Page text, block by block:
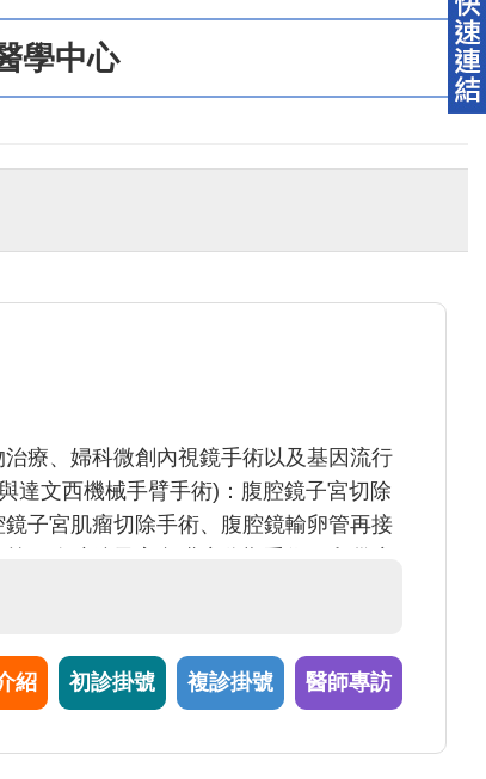
學中心
療、婦科微創內視鏡手術以及基因流行
達文西機械手臂手術)：腹腔鏡子宮切除
子宮肌瘤切除手術、腹腔鏡輸卵管再接
於2005-2007至美國密西根大學進修，
紹 初診掛號 複診掛號 醫師專訪